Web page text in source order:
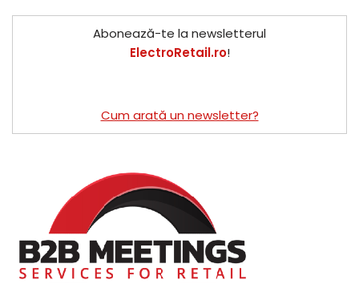
Abonează-te la newsletterul
ElectroRetail.ro!
Cum arată un newsletter?